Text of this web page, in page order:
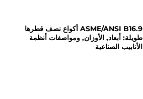
ASME/ANSI B16.9 أكواع نصف قطرها
طويلة: أبعاد, الأوزان, ومواصفات أنظمة
الأنابيب الصناعية